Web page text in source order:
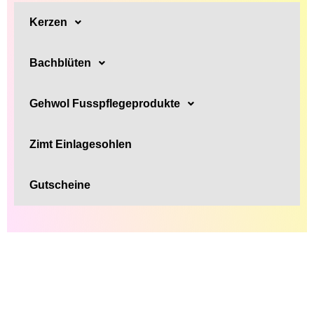
Kerzen
Bachblüten
Gehwol Fusspflegeprodukte
Zimt Einlagesohlen
Gutscheine